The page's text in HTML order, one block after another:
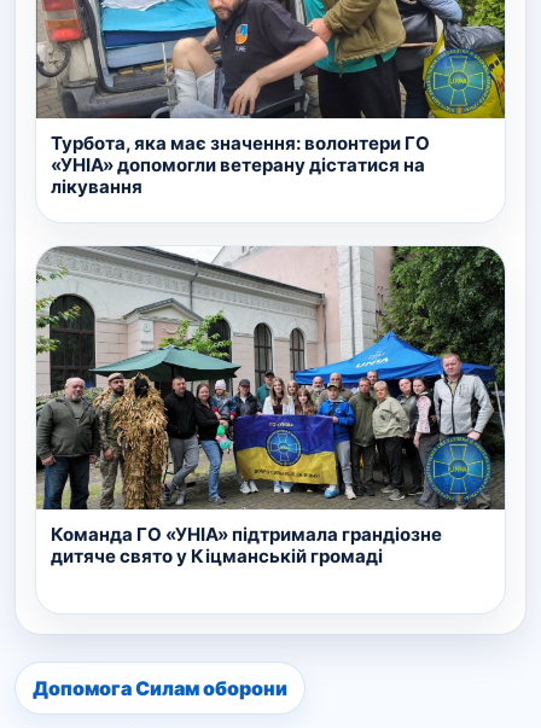
Турбота, яка має значення: волонтери ГО
«УНІА» допомогли ветерану дістатися на
лікування
Команда ГО «УНІА» підтримала грандіозне
дитяче свято у Кіцманській громаді
Допомога Силам оборони